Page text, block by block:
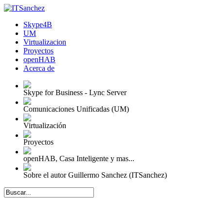
Skype4B
UM
Virtualizacion
Proyectos
openHAB
Acerca de
Skype for Business - Lync Server
Comunicaciones Unificadas (UM)
Virtualización
Proyectos
openHAB, Casa Inteligente y mas...
Sobre el autor Guillermo Sanchez (ITSanchez)